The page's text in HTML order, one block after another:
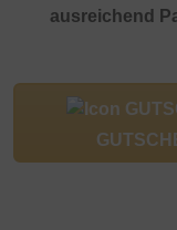
ausreichend